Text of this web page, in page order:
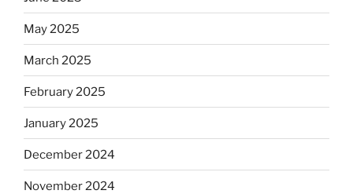
May 2025
March 2025
February 2025
January 2025
December 2024
November 2024